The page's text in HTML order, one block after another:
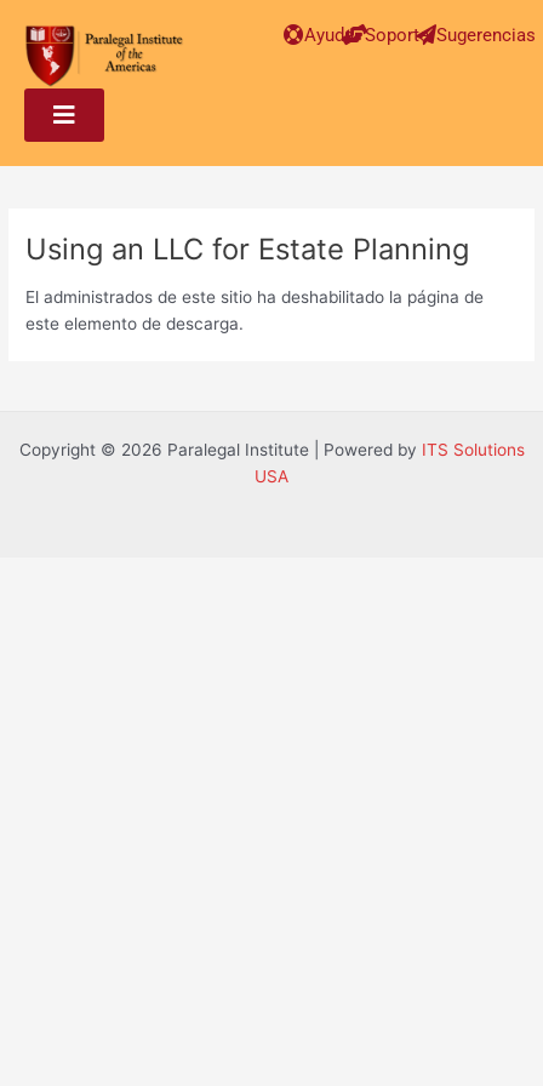
Ayuda Soporte Sugerencias
Using an LLC for Estate Planning
El administrados de este sitio ha deshabilitado la página de
este elemento de descarga.
navigation
Copyright © 2026 Paralegal Institute | Powered by ITS Solutions
USA